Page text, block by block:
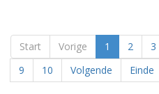
Start Vorige 1 2 3
9
10 Volgende Einde